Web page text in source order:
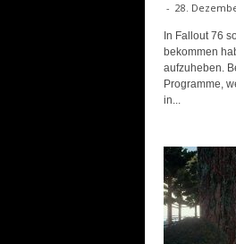
- 28.
In Fallout 76
bekommen
aufzuheben.
Programme,
in...